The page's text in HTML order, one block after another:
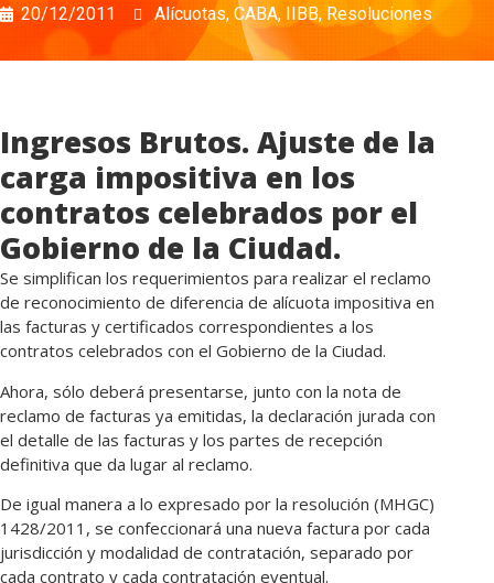
20/12/2011 Alícuotas, CABA, IIBB, Resoluciones
Ingresos Brutos. Ajuste de la
carga impositiva en los
contratos celebrados por el
Gobierno de la Ciudad.
Se simplifican los requerimientos para realizar el reclamo
de reconocimiento de diferencia de alícuota impositiva en
las facturas y certificados correspondientes a los
contratos celebrados con el Gobierno de la Ciudad.
Ahora, sólo deberá presentarse, junto con la nota de
reclamo de facturas ya emitidas, la declaración jurada con
el detalle de las facturas y los partes de recepción
definitiva que da lugar al reclamo.
De igual manera a lo expresado por la resolución (MHGC)
1428/2011, se confeccionará una nueva factura por cada
jurisdicción y modalidad de contratación, separado por
cada contrato y cada contratación eventual.